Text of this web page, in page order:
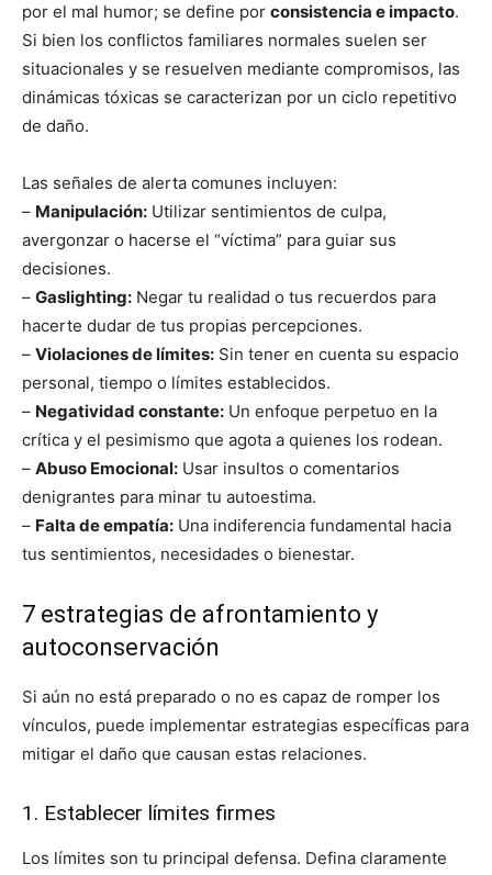
por el mal humor; se define por consistencia e impacto.
Si bien los conflictos familiares normales suelen ser
situacionales y se resuelven mediante compromisos, las
dinámicas tóxicas se caracterizan por un ciclo repetitivo
de daño.
Las señales de alerta comunes incluyen:
– Manipulación: Utilizar sentimientos de culpa,
avergonzar o hacerse el “víctima” para guiar sus
decisiones.
– Gaslighting: Negar tu realidad o tus recuerdos para
hacerte dudar de tus propias percepciones.
– Violaciones de límites: Sin tener en cuenta su espacio
personal, tiempo o límites establecidos.
– Negatividad constante: Un enfoque perpetuo en la
crítica y el pesimismo que agota a quienes los rodean.
– Abuso Emocional: Usar insultos o comentarios
denigrantes para minar tu autoestima.
– Falta de empatía: Una indiferencia fundamental hacia
tus sentimientos, necesidades o bienestar.
7 estrategias de afrontamiento y
autoconservación
Si aún no está preparado o no es capaz de romper los
vínculos, puede implementar estrategias específicas para
mitigar el daño que causan estas relaciones.
1. Establecer límites firmes
Los límites son tu principal defensa. Defina claramente